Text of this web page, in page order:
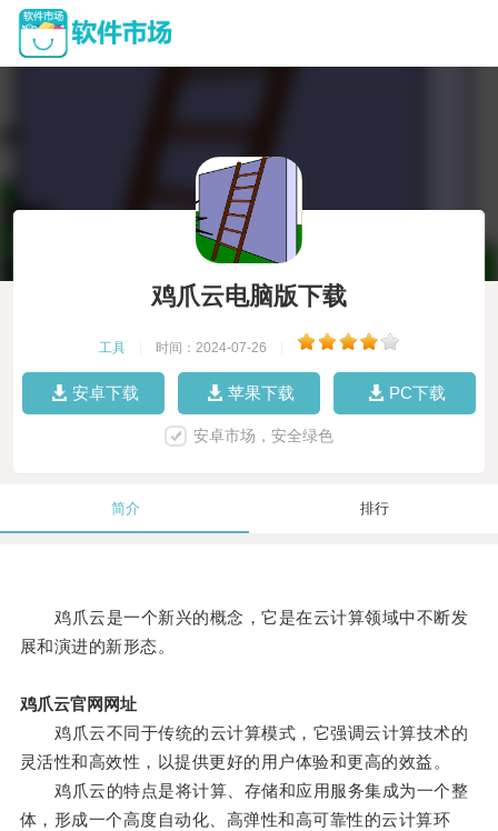
鸡爪云电脑版下载
工具 时间：2024-07-26
安卓下载 苹果下载 PC下载
安卓市场，安全绿色
简介 排行
鸡爪云是一个新兴的概念，它是在云计算领域中不断发
展和演进的新形态。
鸡爪云官网网址
鸡爪云不同于传统的云计算模式，它强调云计算技术的
灵活性和高效性，以提供更好的用户体验和更高的效益。
鸡爪云的特点是将计算、存储和应用服务集成为一个整
体，形成一个高度自动化、高弹性和高可靠性的云计算环